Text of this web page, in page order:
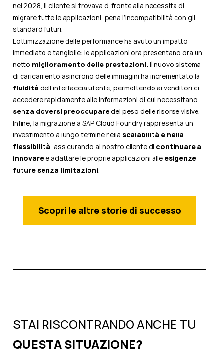
nel 2028, il cliente si trovava di fronte alla necessità di
migrare tutte le applicazioni, pena l’incompatibilità con gli
standard futuri.
L’ottimizzazione delle performance ha avuto un impatto
immediato e tangibile: le applicazioni ora presentano ora un
netto miglioramento delle prestazioni. Il nuovo sistema
di caricamento asincrono delle immagini ha incrementato la
fluidità dell’interfaccia utente, permettendo ai venditori di
accedere rapidamente alle informazioni di cui necessitano
senza doversi preoccuparedel peso delle risorse visive.
Infine, la migrazione a SAP Cloud Foundry rappresenta un
investimento a lungo termine nella scalabilità e nella
flessibilità , assicurando al nostro cliente di continuare a
innovare e adattare le proprie applicazioni alle esigenze
future senza limitazioni
Scopri le altre storie di successo
STAI RISCONTRANDO ANCHE TU
QUESTA SITUAZIONE?